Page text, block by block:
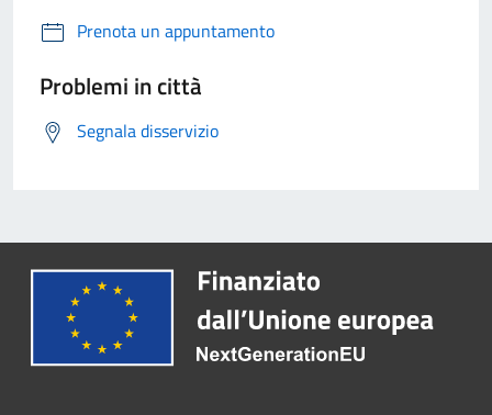
Prenota un appuntamento
Problemi in città
Segnala disservizio